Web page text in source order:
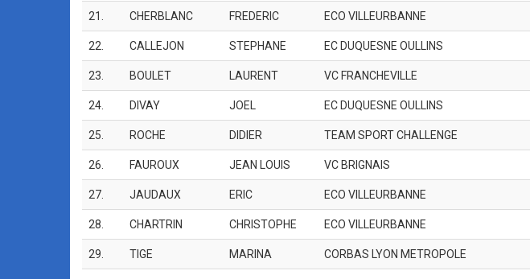
21. CHERBLANC FREDERIC ECO VILLEURBANNE
22. CALLEJON STEPHANE EC DUQUESNE OULLINS
23. BOULET LAURENT VC FRANCHEVILLE
24. DIVAY JOEL EC DUQUESNE OULLINS
25. ROCHE DIDIER TEAM SPORT CHALLENGE
26. FAUROUX JEAN LOUIS VC BRIGNAIS
27. JAUDAUX ERIC ECO VILLEURBANNE
28. CHARTRIN CHRISTOPHE ECO VILLEURBANNE
29. TIGE MARINA CORBAS LYON METROPOLE